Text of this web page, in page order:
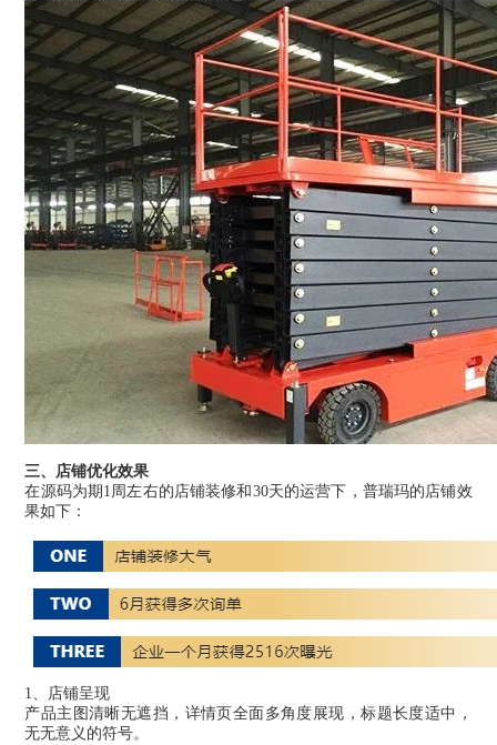
三、店铺优化效果
在源码为期1周左右的店铺装修和30天的运营下，普瑞玛的店铺效
果如下：
1、店铺呈现
产品主图清晰无遮挡，详情页全面多角度展现，标题长度适中，
无无意义的符号。